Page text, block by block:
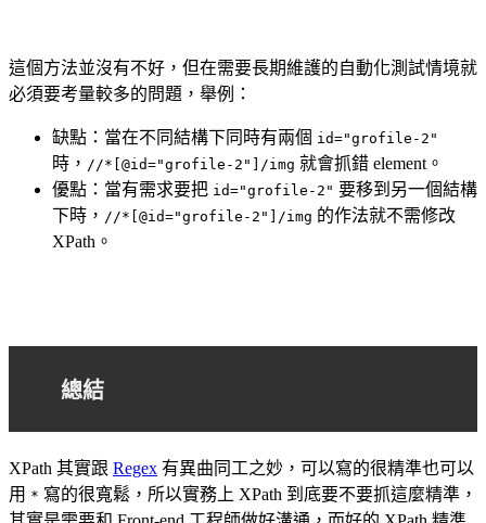
這個方法並沒有不好，但在需要長期維護的自動化測試情境就
必須要考量較多的問題，舉例：
缺點：當在不同結構下同時有兩個 id="grofile-2"
時， //*[@id="grofile-2"]/img 就會抓錯 element。
優點：當有需求要把 id="grofile-2" 要移到另一個結構
下時， //*[@id="grofile-2"]/img 的作法就不需修改
XPath。
總結
XPath 其實跟 Regex 有異曲同工之妙，可以寫的很精準也可以
用 * 寫的很寬鬆，所以實務上 XPath 到底要不要抓這麼精準，